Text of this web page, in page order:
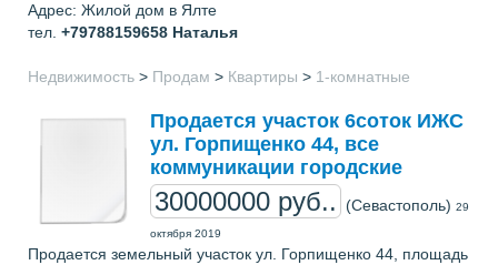
Адрес: Жилой дом в Ялте
тел. +79788159658 Наталья
Недвижимость > Продам > Квартиры > 1-комнатные
Продается участок 6соток ИЖС
ул. Горпищенко 44, все
коммуникации городские
30000000 руб.. (Севастополь) 29
октября 2019
Продается земельный участок ул. Горпищенко 44, площадь